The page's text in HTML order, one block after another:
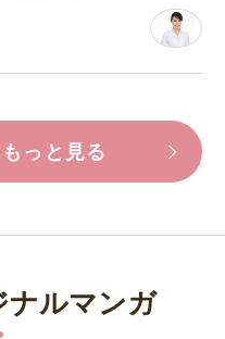
っと見る
ナルマンガ